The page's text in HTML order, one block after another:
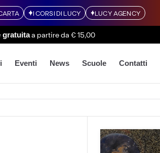
I CORSI DI LUCY LUCY AGENCY
gratuitaa partire da € 15,00
Eventi News Scuole Contatti